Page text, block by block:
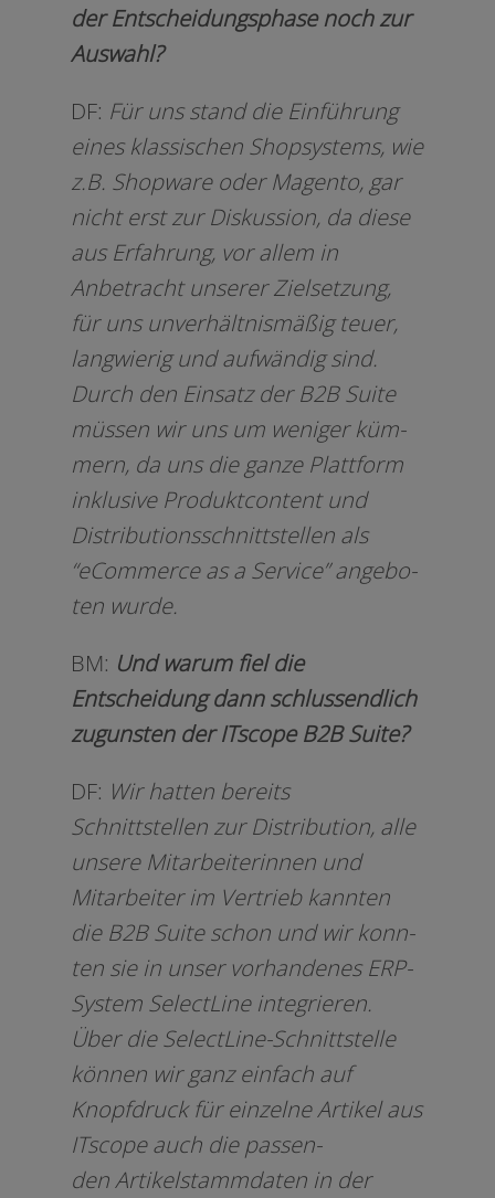
der Entscheidungsphase noch zur
Auswahl?
DF: Für uns stand die Einführung
eines klas­si­schen Shopsystems, wie
z.B. Shopware oder Magento, gar
nicht erst zur Diskussion, da die­se
aus Erfahrung, vor allem in
Anbetracht unse­rer Zielsetzung,
für uns unver­hält­nis­mä­ßig teu­er,
lang­wie­rig und auf­wän­dig sind.
Durch den Einsatz der B2B Suite
müs­sen wir uns um weni­ger küm­
mern, da uns die gan­ze Plattform
inklu­si­ve Produktcontent und
Distributionsschnittstellen als
“eCommerce as a Service” ange­bo­
ten wurde.
BM: Und war­um fiel die
Entscheidung dann schluss­end­lich
zuguns­ten der ITscope B2B Suite?
DF: Wir hat­ten bereits
Schnittstellen zur Distribution, alle
unse­re Mitarbeiterinnen und
Mitarbeiter im Vertrieb kann­ten
die B2B Suite schon und wir konn­
ten sie in unser vor­han­de­nes ERP-
System SelectLine inte­grie­ren.
Über die SelectLine-Schnittstelle
kön­nen wir ganz ein­fach auf
Knopfdruck für ein­zel­ne Artikel aus
ITscope auch die pas­sen­
den Artikelstammdaten in der